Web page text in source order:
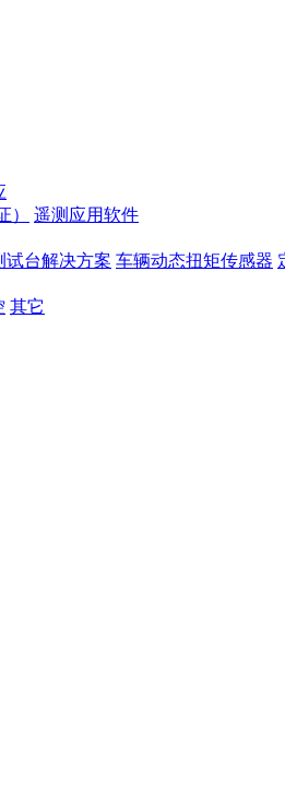
）
遥测应用软件
试台解决方案 车辆动态扭矩传感器
其它